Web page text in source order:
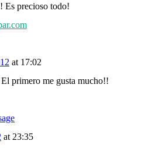
Es precioso todo!
at 17:02
primero me gusta mucho!!
at 23:35